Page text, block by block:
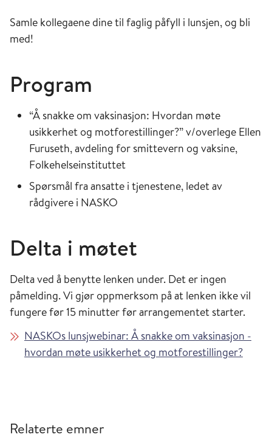
Samle kollegaene dine til faglig påfyll i lunsjen, og bli
med!
Program
“Å snakke om vaksinasjon: Hvordan møte
usikkerhet og motforestillinger?” v/overlege Ellen
Furuseth, avdeling for smittevern og vaksine,
Folkehelseinstituttet
Spørsmål fra ansatte i tjenestene, ledet av
rådgivere i NASKO
Delta i møtet
Delta ved å benytte lenken under. Det er ingen
påmelding. Vi gjør oppmerksom på at lenken ikke vil
fungere før 15 minutter før arrangementet starter.
NASKOs lunsjwebinar: Å snakke om vaksinasjon -
hvordan møte usikkerhet og motforestillinger?
Relaterte emner